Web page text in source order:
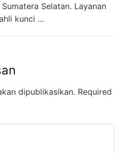
Selatan. Layanan
kunci …
dipublikasikan. Required